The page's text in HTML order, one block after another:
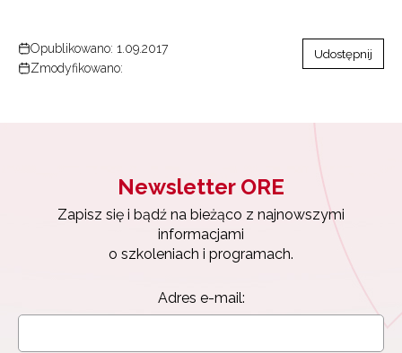
Opublikowano: 1.09.2017
Zmodyfikowano:
Udostępnij
Newsletter ORE
Zapisz się i bądź na bieżąco z najnowszymi
informacjami
o szkoleniach i programach.
Adres e-mail: